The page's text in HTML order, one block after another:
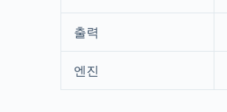
출력
엔진